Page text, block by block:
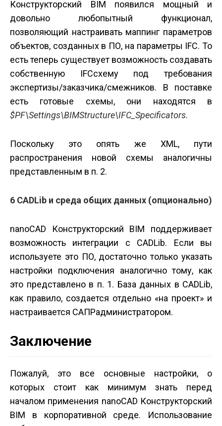
Конструкторский BIM появился мощный и
довольно любопытный функционал,
позволяющий настраивать маппинг параметров
объектов, созданных в ПО, на параметры IFC. То
есть теперь существует возможность создавать
собственную IFC­схему под требования
экспертизы/заказчика/смежников. В поставке
есть готовые схемы, они находятся в
$PF\Settings\BIMStructure\IFC_Specificators.
Поскольку это опять же XML, пути
распространения новой схемы аналогичны
представленным в п. 2.
6 CADLib и среда общих данных (опционально)
nanoCAD Конструкторский BIM поддерживает
возможность интеграции с CADLib. Если вы
используете это ПО, достаточно только указать
настройки подключения аналогично тому, как
это представлено в п. 1. База данных в CADLib,
как правило, создается отдельно «на проект» и
настраивается САПР­администратором.
Заключение
Пожалуй, это все основные настройки, о
которых стоит как минимум знать перед
началом применения nanoCAD Конструкторский
BIM в корпоративной среде. Использование